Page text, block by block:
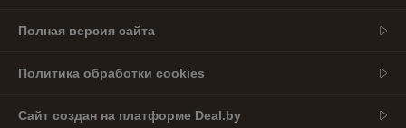
Полная версия сайта
Политика обработки cookies
Сайт создан на платформе Deal.by